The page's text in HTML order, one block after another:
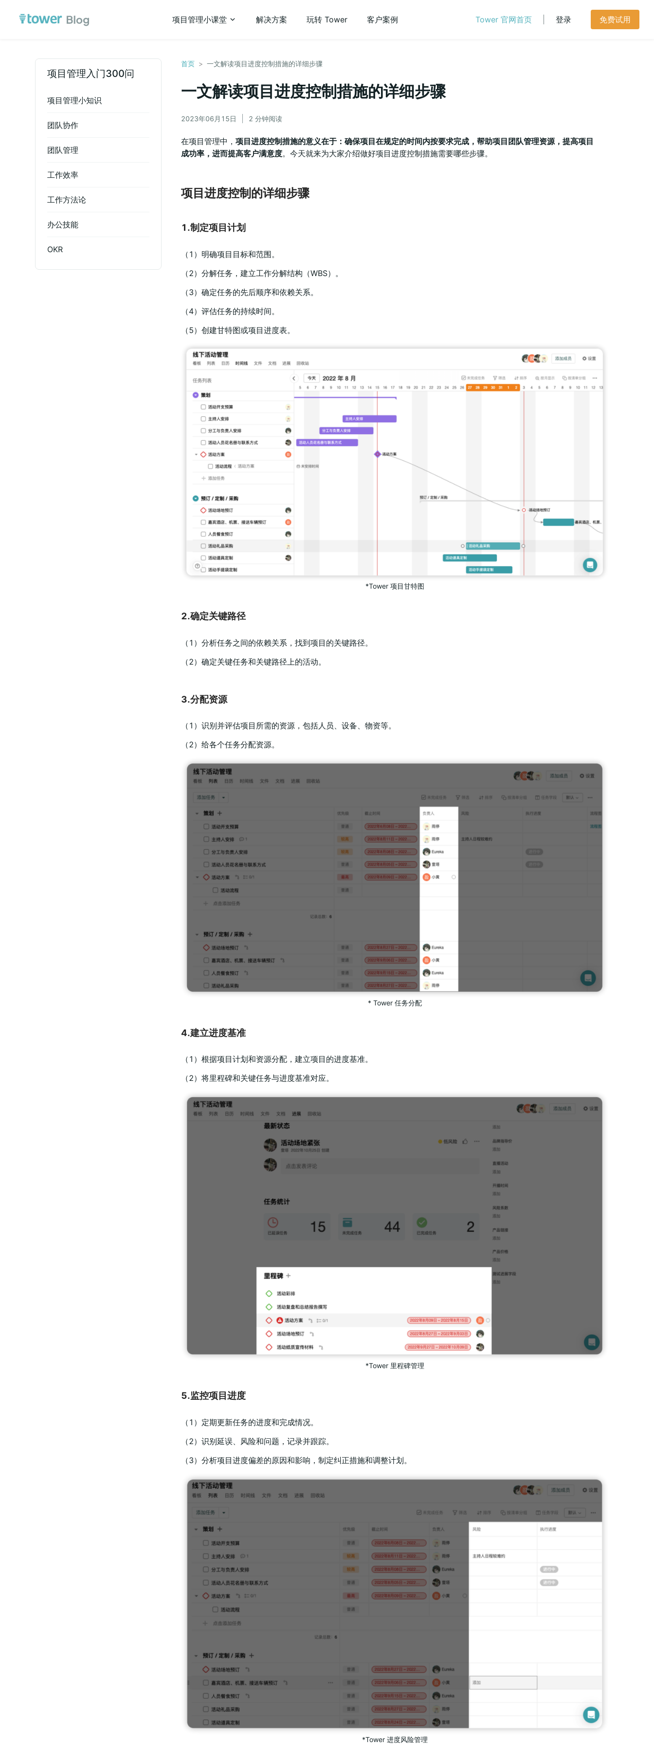
项目管理小课堂 解决方案 玩转 Tower 客户案例 Tower 官网首页 登录 免费试用
项目管理入门300问
项目管理小知识
团队协作
团队管理
工作效率
工作方法论
办公技能
OKR
首页 > 一文解读项目进度控制措施的详细步骤
一文解读项目进度控制措施的详细步骤
2023年06月15日 2 分钟阅读
在项目管理中， 项目进度控制措施的意义在于：确保项目在规定的时间内按要求完成，帮助项目团队管理资源，提高项目
成功率，进而提高客户满意度。今天就来为大家介绍做好项目进度控制措施需要哪些步骤。
项目进度控制的详细步骤
1.制定项目计划
（1）明确项目目标和范围。
（2）分解任务，建立工作分解结构（WBS）。
（3）确定任务的先后顺序和依赖关系。
（4）评估任务的持续时间。
（5）创建甘特图或项目进度表。
*Tower 项目甘特图
2.确定关键路径
（1）分析任务之间的依赖关系，找到项目的关键路径。
（2）确定关键任务和关键路径上的活动。
3.分配资源
（1）识别并评估项目所需的资源，包括人员、设备、物资等。
（2）给各个任务分配资源。
* Tower 任务分配
4.建立进度基准
（1）根据项目计划和资源分配，建立项目的进度基准。
（2）将里程碑和关键任务与进度基准对应。
*Tower 里程碑管理
5.监控项目进度
（1）定期更新任务的进度和完成情况。
（2）识别延误、风险和问题，记录并跟踪。
（3）分析项目进度偏差的原因和影响，制定纠正措施和调整计划。
*Tower 进度风险管理